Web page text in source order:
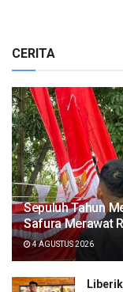
CERITA
Sepuluh Tahun
Safura Merawat
4 AGUSTUS 2026